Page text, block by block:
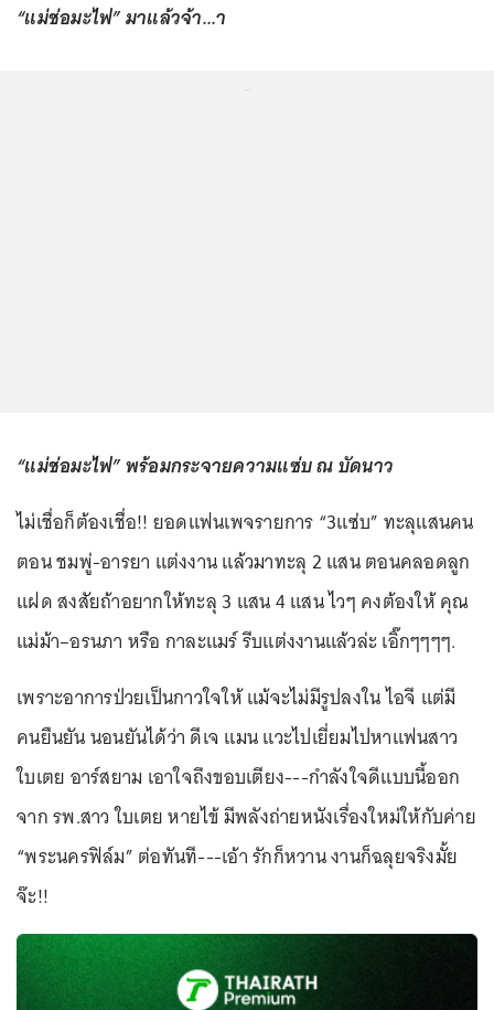
“แม่ช่อมะไฟ” มาแล้วจ้า...า
“แม่ช่อมะไฟ” พร้อมกระจายความแซ่บ ณ บัดนาว
ไม่เชื่อก็ต้องเชื่อ!! ยอดแฟนเพจรายการ “3แซ่บ” ทะลุแสนคน
ตอน ชมพู่-อารยา แต่งงาน แล้วมาทะลุ 2 แสน ตอนคลอดลูก
แฝด สงสัยถ้าอยากให้ทะลุ 3 แสน 4 แสน ไวๆ คงต้องให้ คุณ
แม่ม้า–อรนภา หรือ กาละแมร์ รีบแต่งงานแล้วล่ะ เอิ๊กๆๆๆๆ.
เพราะอาการป่วยเป็นกาวใจให้ แม้จะไม่มีรูปลงใน ไอจี แต่มี
คนยืนยัน นอนยันได้ว่า ดีเจ แมน แวะไปเยี่ยมไปหาแฟนสาว
ใบเตย อาร์สยาม เอาใจถึงขอบเตียง---กำลังใจดีแบบนี้ออก
จาก รพ.สาว ใบเตย หายไข้ มีพลังถ่ายหนังเรื่องใหม่ให้กับค่าย
“พระนครฟิล์ม” ต่อทันที---เอ้า รักก็หวาน งานก็ฉลุยจริงมั้ย
จ๊ะ!!